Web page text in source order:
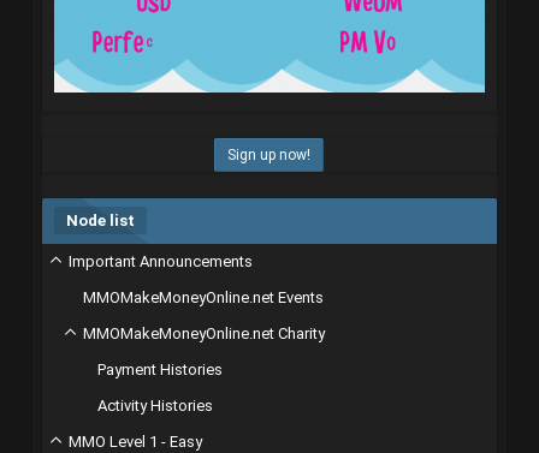
Sign up now!
Node list
Important Announcements
MMOMakeMoneyOnline.net Events
MMOMakeMoneyOnline.net Charity
Payment Histories
Activity Histories
MMO Level 1 - Easy